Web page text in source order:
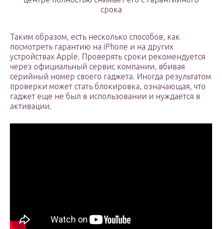
срока
Таким образом, есть несколько способов, как
посмотреть гарантию на iPhone и на других
устройствах Apple. Проверять сроки рекомендуется
через официальный сервис компании, вбивая
серийный номер своего гаджета. Иногда результатом
проверки может стать блокировка, означающая, что
гаджет еще не был в использовании и нуждается в
активации.